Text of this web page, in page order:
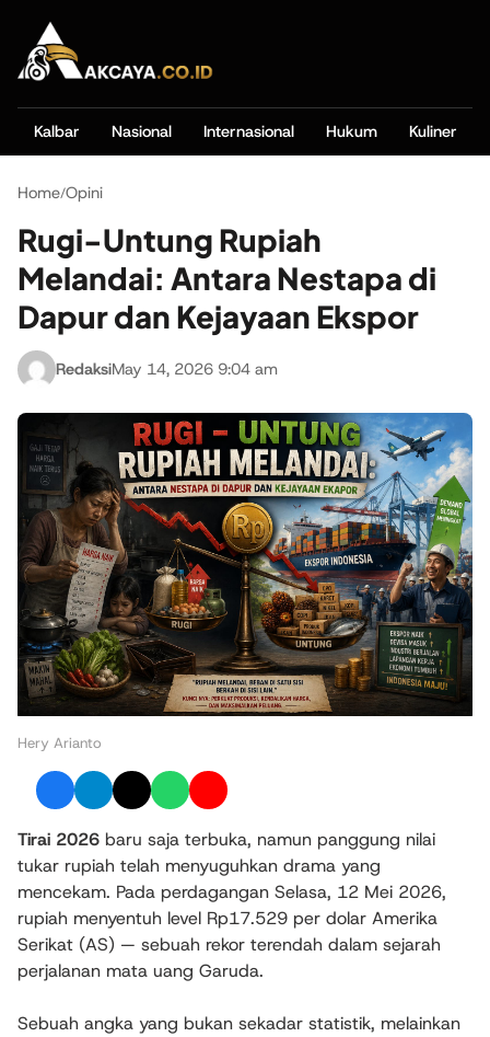
Kalbar Nasional Internasional Hukum Kuliner
Home/Opini
Rugi-Untung Rupiah
Melandai: Antara Nestapa di
Dapur dan Kejayaan Ekspor
RedaksiMay 14, 2026 9:04 am
Hery Arianto
Tirai 2026 baru saja terbuka, namun panggung nilai
tukar rupiah telah menyuguhkan drama yang
mencekam. Pada perdagangan Selasa, 12 Mei 2026,
rupiah menyentuh level Rp17.529 per dolar Amerika
Serikat (AS) — sebuah rekor terendah dalam sejarah
perjalanan mata uang Garuda.
Sebuah angka yang bukan sekadar statistik, melainkan